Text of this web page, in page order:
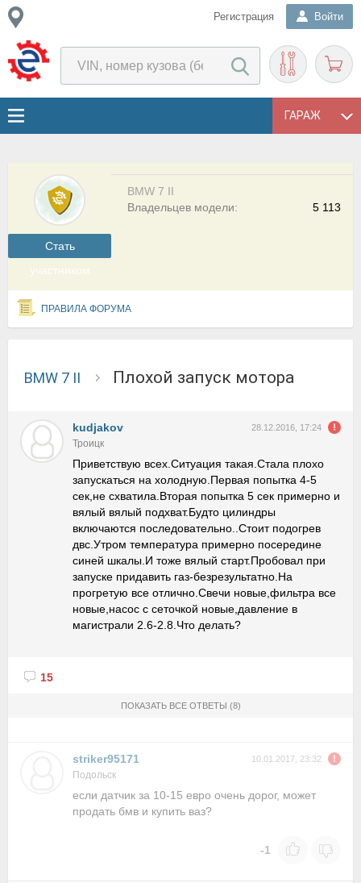
Регистрация Войти
ГАРАЖ
Cтать
участником
BMW 7 II
5 113
Владельцев модели:
ПРАВИЛА ФОРУМА
BMW 7 II Плохой запуск мотора
kudjakov 28.12.2016, 17:24
Троицк
Приветствую всех.Ситуация такая.Стала плохо
запускаться на холодную.Первая попытка 4-5
сек,не схватила.Вторая попытка 5 сек примерно и
вялый вялый подхват.Будто цилиндры
включаются последовательно..Стоит подогрев
двс.Утром температура примерно посередине
синей шкалы.И тоже вялый старт.Пробовал при
запуске придавить газ-безрезультатно.На
прогретую все отлично.Свечи новые,фильтра все
новые,насос с сеточкой новые,давление в
магистрали 2.6-2.8.Что делать?
15
ПОКАЗАТЬ ВСЕ ОТВЕТЫ (8)
striker95171 10.01.2017, 23:32
Подольск
если датчик за 10-15 евро очень дорог, может
продать бмв и купить ваз?
-1